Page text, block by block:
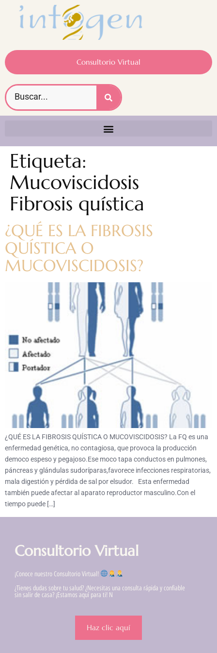
Consultorio Virtual
Etiqueta:
Mucoviscidosis
Fibrosis quística
¿QUÉ ES LA FIBROSIS
QUÍSTICA O
MUCOVISCIDOSIS?
¿QUÉ ES LA FIBROSIS QUÍSTICA O MUCOVISCIDOSIS? La FQ es una
enfermedad genética, no contagiosa, que provoca la producción
democo espeso y pegajoso.Ese moco tapa conductos en pulmones,
páncreas y glándulas sudoríparas,favorece infecciones respiratorias,
mala digestión y pérdida de sal por elsudor. Esta enfermedad
también puede afectar al aparato reproductor masculino.Con el
tiempo puede […]
Consultorio Virtual
¡Conoce nuestro Consultorio Virtual!
¿Tienes dudas sobre tu salud? ¿Necesitas una consulta rápida y confiable
sin salir de casa? ¡Estamos aquí para ti! N
Haz clic aquí